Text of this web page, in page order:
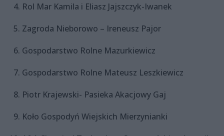
Rol Mar Kamila i Eliasz Jajszczyk-Iwanek
Zagroda Nieborowo – Ireneusz Pajor
Gospodarstwo Rolne Mazurkiewicz
Gospodarstwo Rolne Mateusz Leszkiewicz
Piotr Krajewski- Pasieka Akacjowy Gaj
Koło Gospodyń Wiejskich Mierzynianki